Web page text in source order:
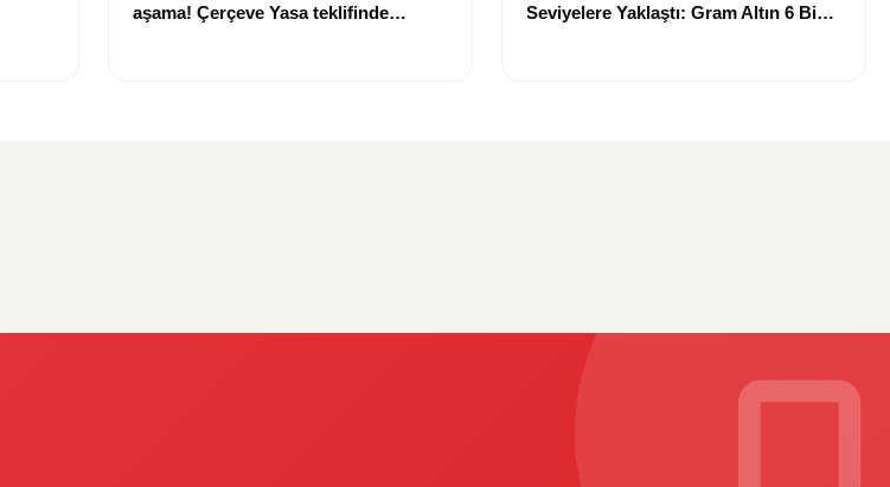
aşama! Çerçeve Yasa teklifinde
Seviyelere Yaklaştı: Gram Altın 6 Bin